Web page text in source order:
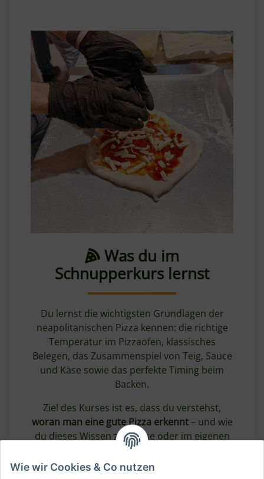
Wie wir Cookies & Co nutzen
Was du im
Schnupperkurs lernst
Du lernst die wichtigsten Grundlagen der
neapolitanischen Pizza kennen: die richtige
Temperatur im Pizzaofen, klassisches
Belegen, das Zusammenspiel von Teig, Sauce
und Käse sowie das perfekte Timing beim
Backen.
Ziel des Kurses ist es, dass du verstehst,
woran man eine gute Pizza erkennt– und wie
du dieses Wissen zu Hause oder im eigenen
Pizzaofen umsetzen kannst.